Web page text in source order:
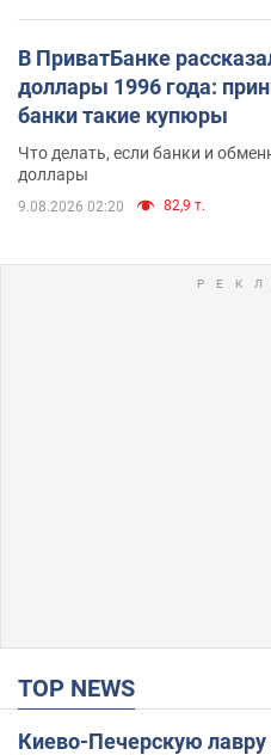
В ПриватБанке
доллары 1996 года:
банки такие купюры
Что делать, если банки и
доллары
9.08.2026 02:20 82,9 т.
TOP NEWS
Киево-Печерскую